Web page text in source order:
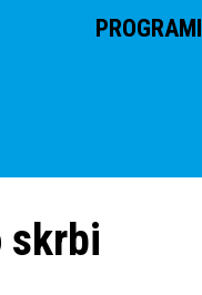
PROGRAMI
skrbi